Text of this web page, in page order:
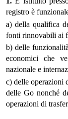
registro è
a) della qualifica
fonti rinnovabili ai
b) delle
economici che
nazionale e
c) delle operazioni
delle Go nonché
operazioni di